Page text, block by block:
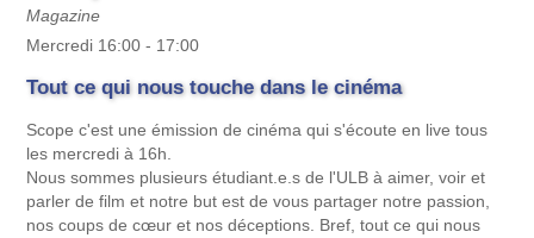
Magazine
Mercredi 16:00 - 17:00
Tout ce qui nous touche dans le cinéma
Scope c'est une émission de cinéma qui s'écoute en live tous
les mercredi à 16h.
Nous sommes plusieurs étudiant.e.s de l'ULB à aimer, voir et
parler de film et notre but est de vous partager notre passion,
nos coups de cœur et nos déceptions. Bref, tout ce qui nous